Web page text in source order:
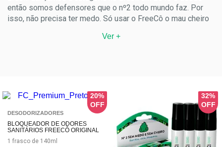
então somos defensores que o nº2 todo mundo faz. Por
isso, não precisa ter medo. Só usar o FreeCô o mau cheiro
Ver +
20%
DESODORIZADORES
BLOQUEADOR DE ODORES
SANITÁRIOS FREECÔ ORIGINAL
BLACK – 140ML (TAMANHO
ECONÔMICO)
1 frasco de 140ml
32%